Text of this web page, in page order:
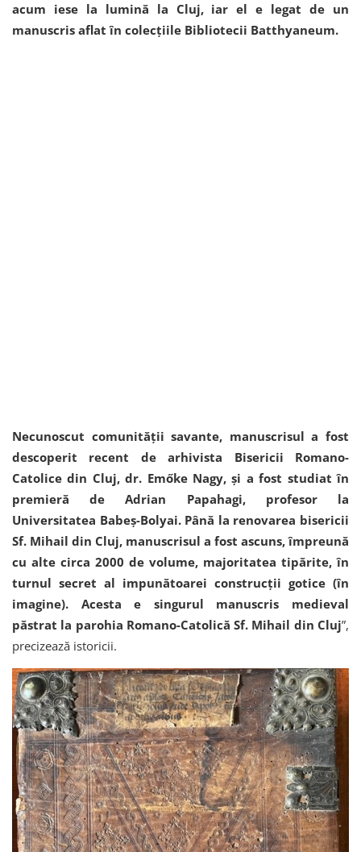
acum iese la lumină la Cluj, iar el e legat de un
manuscris aflat în colecțiile Bibliotecii Batthyaneum.
Necunoscut comunității savante, manuscrisul a fost
descoperit recent de arhivista Bisericii Romano-
Catolice din Cluj, dr. Emőke Nagy, și a fost studiat în
premieră de Adrian Papahagi, profesor la
Universitatea Babeș-Bolyai. Până la renovarea bisericii
Sf. Mihail din Cluj, manuscrisul a fost ascuns, împreună
cu alte circa 2000 de volume, majoritatea tipărite, în
turnul secret al impunătoarei construcții gotice (în
imagine). Acesta e singurul manuscris medieval
păstrat la parohia Romano-Catolică Sf. Mihail din Cluj”,
precizează istoricii.